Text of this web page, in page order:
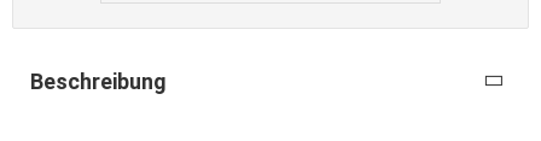
Beschreibung